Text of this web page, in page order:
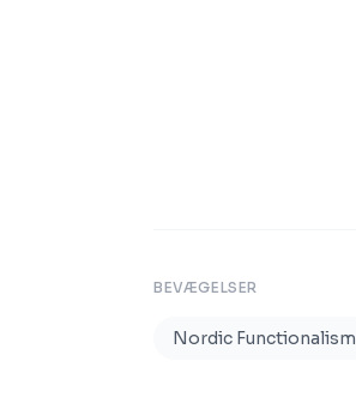
BEVÆGELSER
Nordic Functionalism